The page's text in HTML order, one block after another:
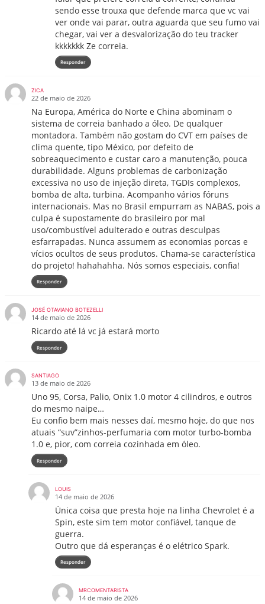
sendo esse trouxa que defende marca que vc vai
ver onde vai parar, outra aguarda que seu fumo vai
chegar, vai ver a desvalorização do teu tracker
kkkkkkk Ze correia.
Responder
ZICA
22 de maio de 2026
Na Europa, América do Norte e China abominam o
sistema de correia banhado a óleo. De qualquer
montadora. Também não gostam do CVT em países de
clima quente, tipo México, por defeito de
sobreaquecimento e custar caro a manutenção, pouca
durabilidade. Alguns problemas de carbonização
excessiva no uso de injeção direta, TGDIs complexos,
bomba de alta, turbina. Acompanho vários fóruns
internacionais. Mas no Brasil empurram as NABAS, pois a
culpa é supostamente do brasileiro por mal
uso/combustível adulterado e outras desculpas
esfarrapadas. Nunca assumem as economias porcas e
vícios ocultos de seus produtos. Chama-se característica
do projeto! hahahahha. Nós somos especiais, confia!
Responder
JOSÉ OTAVIANO BOTEZELLI
14 de maio de 2026
Ricardo até lá vc já estará morto
Responder
SANTIAGO
13 de maio de 2026
Uno 95, Corsa, Palio, Onix 1.0 motor 4 cilindros, e outros
do mesmo naipe…
Eu confio bem mais nesses daí, mesmo hoje, do que nos
atuais “suv”zinhos-perfumaria com motor turbo-bomba
1.0 e, pior, com correia cozinhada em óleo.
Responder
LOUIS
14 de maio de 2026
Única coisa que presta hoje na linha Chevrolet é a
Spin, este sim tem motor confiável, tanque de
guerra.
Outro que dá esperanças é o elétrico Spark.
Responder
MRCOMENTARISTA
14 de maio de 2026